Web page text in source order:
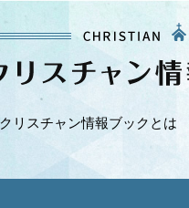
クリスチャン情報ブックとは